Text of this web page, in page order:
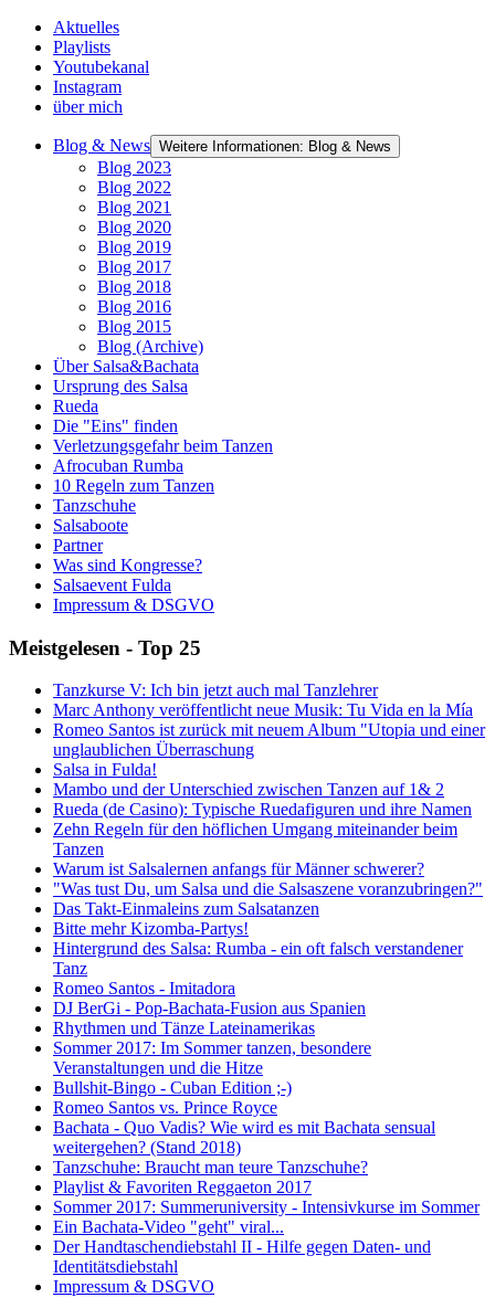
Aktuelles
Playlists
Youtubekanal
Instagram
über mich
Blog & News Weitere Informationen: Blog & News
Blog 2023
Blog 2022
Blog 2021
Blog 2020
Blog 2019
Blog 2017
Blog 2018
Blog 2016
Blog 2015
Blog (Archive)
Über Salsa&Bachata
Ursprung des Salsa
Rueda
Die "Eins" finden
Verletzungsgefahr beim Tanzen
Afrocuban Rumba
10 Regeln zum Tanzen
Tanzschuhe
Salsaboote
Partner
Was sind Kongresse?
Salsaevent Fulda
Impressum & DSGVO
Meistgelesen - Top 25
Tanzkurse V: Ich bin jetzt auch mal Tanzlehrer
Marc Anthony veröffentlicht neue Musik: Tu Vida en la Mía
Romeo Santos ist zurück mit neuem Album "Utopia und einer
unglaublichen Überraschung
Salsa in Fulda!
Mambo und der Unterschied zwischen Tanzen auf 1& 2
Rueda (de Casino): Typische Ruedafiguren und ihre Namen
Zehn Regeln für den höflichen Umgang miteinander beim
Tanzen
Warum ist Salsalernen anfangs für Männer schwerer?
"Was tust Du, um Salsa und die Salsaszene voranzubringen?"
Das Takt-Einmaleins zum Salsatanzen
Bitte mehr Kizomba-Partys!
Hintergrund des Salsa: Rumba - ein oft falsch verstandener
Tanz
Romeo Santos - Imitadora
DJ BerGi - Pop-Bachata-Fusion aus Spanien
Rhythmen und Tänze Lateinamerikas
Sommer 2017: Im Sommer tanzen, besondere
Veranstaltungen und die Hitze
Bullshit-Bingo - Cuban Edition ;-)
Romeo Santos vs. Prince Royce
Bachata - Quo Vadis? Wie wird es mit Bachata sensual
weitergehen? (Stand 2018)
Tanzschuhe: Braucht man teure Tanzschuhe?
Playlist & Favoriten Reggaeton 2017
Sommer 2017: Summeruniversity - Intensivkurse im Sommer
Ein Bachata-Video "geht" viral...
Der Handtaschendiebstahl II - Hilfe gegen Daten- und
Identitätsdiebstahl
Impressum & DSGVO